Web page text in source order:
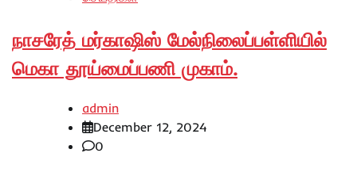
நாசரேத் மர்காஷிஸ் மேல்நிலைப்பள்ளியில்
மெகா தூய்மைப்பணி முகாம்.
admin
December 12, 2024
0